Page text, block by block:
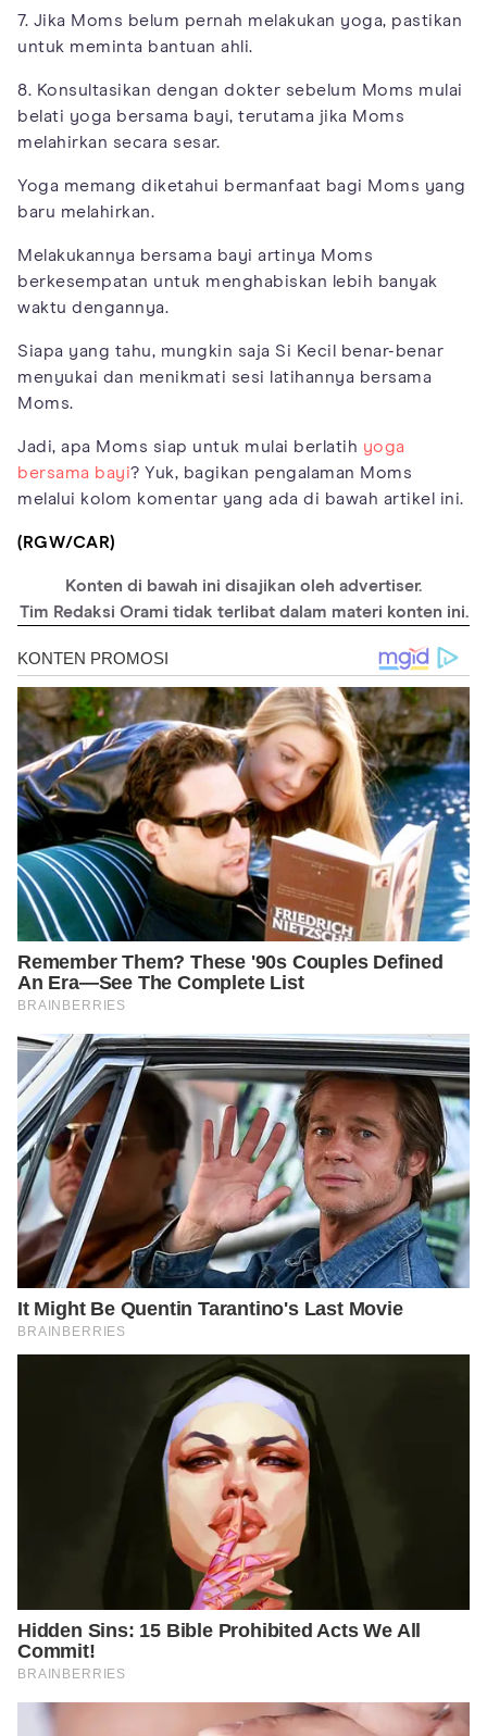
7. Jika Moms belum pernah melakukan yoga, pastikan
untuk meminta bantuan ahli.
8. Konsultasikan dengan dokter sebelum Moms mulai
belati yoga bersama bayi, terutama jika Moms
melahirkan secara sesar.
Yoga memang diketahui bermanfaat bagi Moms yang
baru melahirkan.
Melakukannya bersama bayi artinya Moms
berkesempatan untuk menghabiskan lebih banyak
waktu dengannya.
Siapa yang tahu, mungkin saja Si Kecil benar-benar
menyukai dan menikmati sesi latihannya bersama
Moms.
Jadi, apa Moms siap untuk mulai berlatih yoga
bersama bayi? Yuk, bagikan pengalaman Moms
melalui kolom komentar yang ada di bawah artikel ini.
(RGW/CAR)
Konten di bawah ini disajikan oleh advertiser.
Tim Redaksi Orami tidak terlibat dalam materi konten ini.